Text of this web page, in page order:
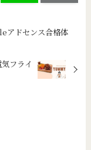
アドセンス合格体
フライ